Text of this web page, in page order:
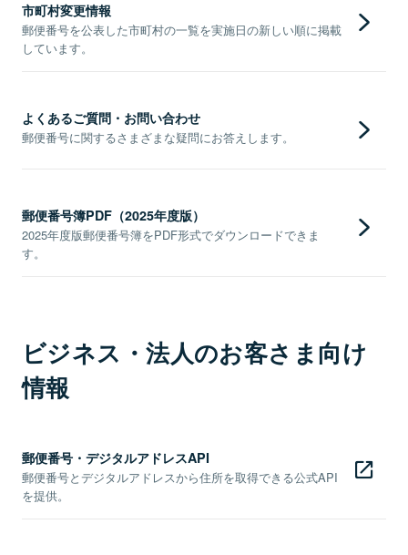
市町村変更情報
郵便番号を公表した市町村の一覧を実施日の新しい順に掲載
しています。
よくあるご質問・お問い合わせ
郵便番号に関するさまざまな疑問にお答えします。
郵便番号簿PDF（2025年度版）
2025年度版郵便番号簿をPDF形式でダウンロードできま
す。
ビジネス・法人のお客さま向け
情報
郵便番号・デジタルアドレスAPI
郵便番号とデジタルアドレスから住所を取得できる公式API
を提供。